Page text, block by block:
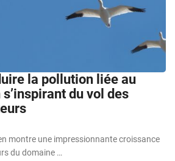
la pollution liée au
du vol des
montre une impressionnante croissance
du domaine …